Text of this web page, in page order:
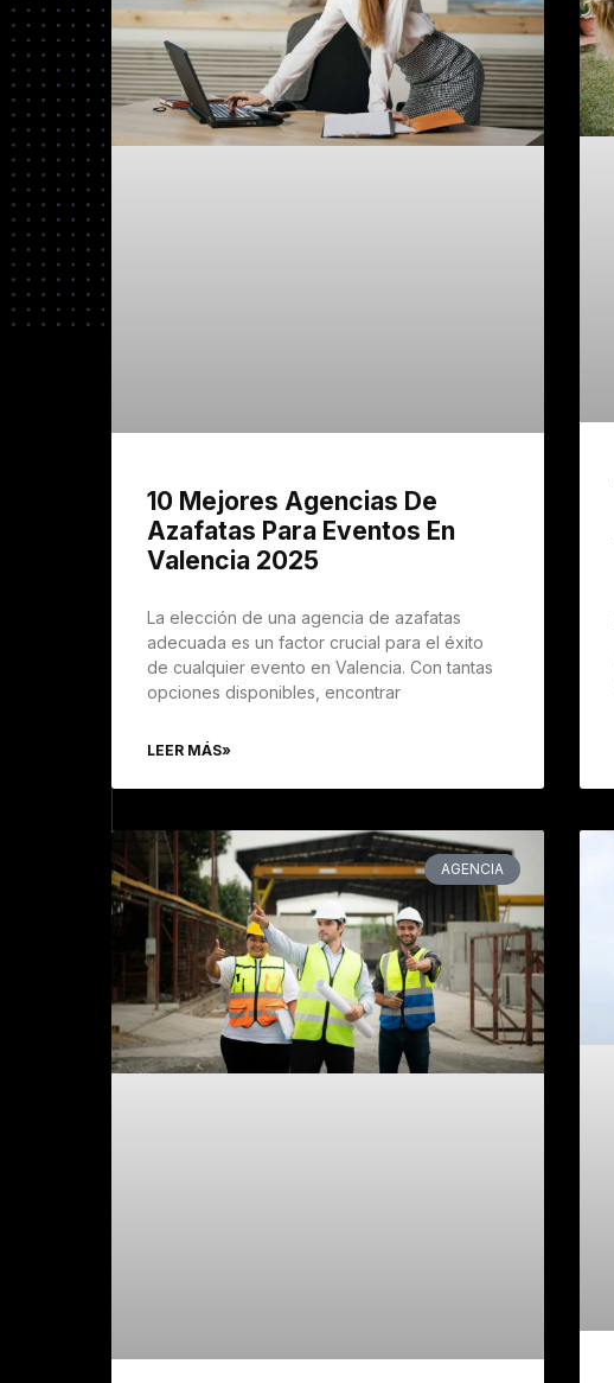
10 Mejores Agencias De
Azafatas Para Eventos En
Valencia 2025
La elección de una agencia de azafatas
adecuada es un factor crucial para el éxito
de cualquier evento en Valencia. Con tantas
opciones disponibles, encontrar
LEER MÁS»
AGENCIA